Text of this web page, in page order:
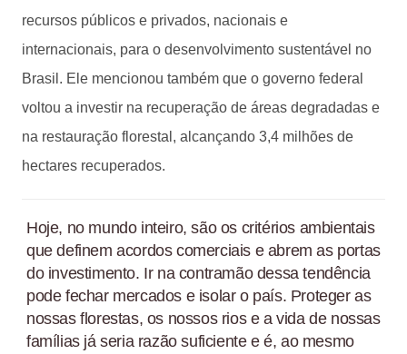
recursos públicos e privados, nacionais e
internacionais, para o desenvolvimento sustentável no
Brasil. Ele mencionou também que o governo federal
voltou a investir na recuperação de áreas degradadas e
na restauração florestal, alcançando 3,4 milhões de
hectares recuperados.
Hoje, no mundo inteiro, são os critérios ambientais
que definem acordos comerciais e abrem as portas
do investimento. Ir na contramão dessa tendência
pode fechar mercados e isolar o país. Proteger as
nossas florestas, os nossos rios e a vida de nossas
famílias já seria razão suficiente e é, ao mesmo